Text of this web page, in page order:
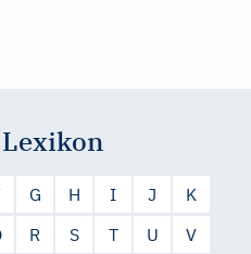
G H I J
K
R S T U
V